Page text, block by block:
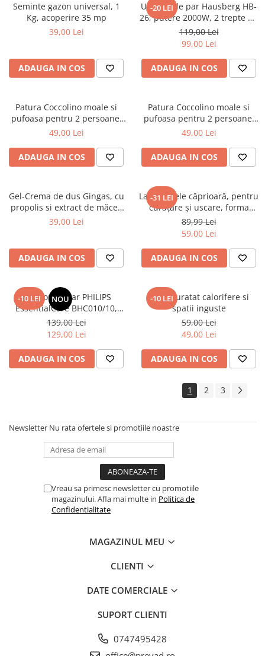
Seminte gazon universal, 1
Kg, acoperire 35 mp
39,00 Lei
ADAUGA IN COS
-20 LEI
Uscator de par Hausberg HB-
26, putere 2000W, 2 trepte de
viteza
119,00 Lei
99,00 Lei
ADAUGA IN COS
Patura Coccolino moale si
pufoasa pentru 2 persoane,
200X230 cm, Fluturi si Pietre
49,00 Lei
ADAUGA IN COS
Patura Coccolino moale si
pufoasa pentru 2 persoane,
200X230 cm, Valuri Waves
49,00 Lei
ADAUGA IN COS
Gel-Crema de dus Gingas, cu
propolis si extract de măceș
organic, 1000 ml
39,00 Lei
ADAUGA IN COS
-31 LEI
Lavetă piele căprioară, pentru
curăţare şi uscare, forma
neregulată 38*30
89,99 Lei
59,00 Lei
ADAUGA IN COS
-10 LEI NOU
Uscator de par PHILIPS
EssentialCare BHC010/10,
1200W – Protectie
ThermoProtect pentru par
sanatos
139,00 Lei
129,00 Lei
ADAUGA IN COS
-10 LEI
Perie curatat calorifere si
spatii inguste
59,00 Lei
49,00 Lei
ADAUGA IN COS
1 2 3
Newsletter Nu rata ofertele si promotiile noastre
Vreau sa primesc newsletter cu promotiile
magazinului. Afla mai multe in Politica de
Confidentialitate
MAGAZINUL MEU
CLIENTI
DATE COMERCIALE
SUPORT CLIENTI
0747495428